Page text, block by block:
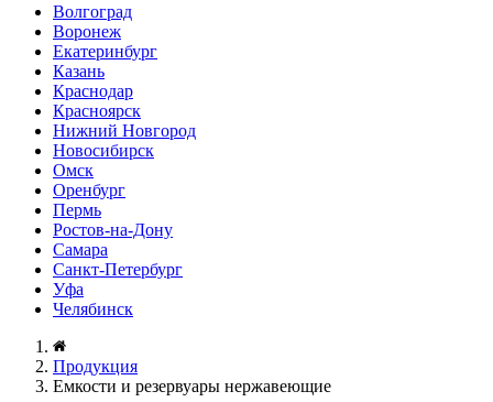
Волгоград
Воронеж
Екатеринбург
Казань
Краснодар
Красноярск
Нижний Новгород
Новосибирск
Омск
Оренбург
Пермь
Ростов-на-Дону
Самара
Санкт-Петербург
Уфа
Челябинск
Продукция
Емкости и резервуары нержавеющие